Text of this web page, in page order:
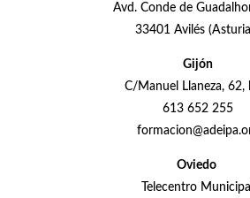
Avd. Conde de
33401 Avilés
Gijón
C/Manuel Llaneza, 62,
613 652 255
Oviedo
Telecentro Municipal